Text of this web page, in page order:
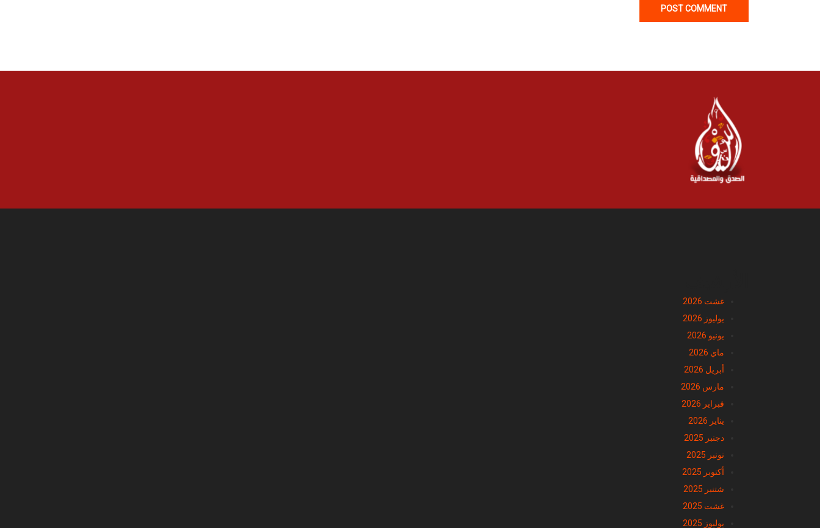
غشت 2026
يوليوز 2026
يونيو 2026
ماي 2026
أبريل 2026
مارس 2026
فبراير 2026
يناير 2026
دجنبر 2025
نونبر 2025
أكتوبر 2025
شتنبر 2025
غشت 2025
يوليوز 2025